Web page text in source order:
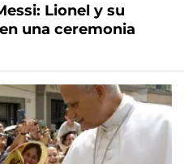
Lionel y su
una ceremonia